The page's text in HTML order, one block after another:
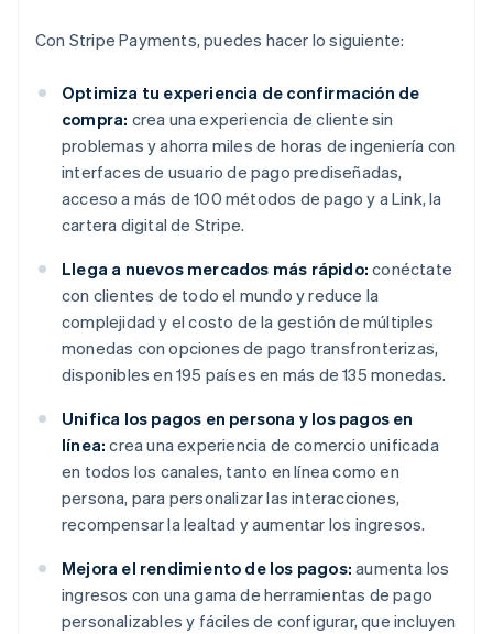
Con Stripe Payments, puedes hacer lo siguiente:
Optimiza tu experiencia de confirmación de
compra: crea una experiencia de cliente sin
problemas y ahorra miles de horas de ingeniería con
interfaces de usuario de pago prediseñadas,
acceso a más de 100 métodos de pago y a Link, la
cartera digital de Stripe.
Llega a nuevos mercados más rápido: conéctate
con clientes de todo el mundo y reduce la
complejidad y el costo de la gestión de múltiples
monedas con opciones de pago transfronterizas,
disponibles en 195 países en más de 135 monedas.
Unifica los pagos en persona y los pagos en
línea: crea una experiencia de comercio unificada
en todos los canales, tanto en línea como en
persona, para personalizar las interacciones,
recompensar la lealtad y aumentar los ingresos.
Mejora el rendimiento de los pagos: aumenta los
ingresos con una gama de herramientas de pago
personalizables y fáciles de configurar, que incluyen